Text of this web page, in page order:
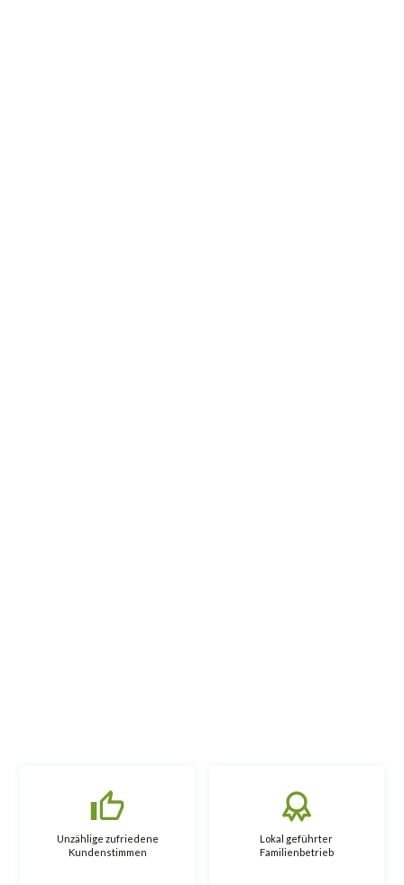
Unzählige zufriedene
Kundenstimmen
Lokal geführter
Familienbetrieb